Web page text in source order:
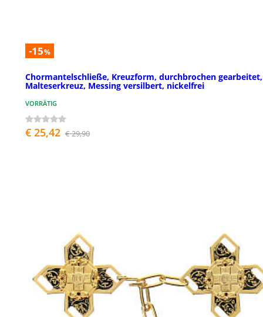
-15%
Chormantelschließe, Kreuzform, durchbrochen gearbeitet,
Malteserkreuz, Messing versilbert, nickelfrei
VORRÄTIG
€ 25,42 € 29,90